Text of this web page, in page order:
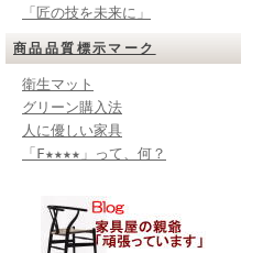
「匠の技を未来に」
商品品質標示マーク
衛生マット
グリーン購入法
人に優しい家具
「F★★★★」って、何？